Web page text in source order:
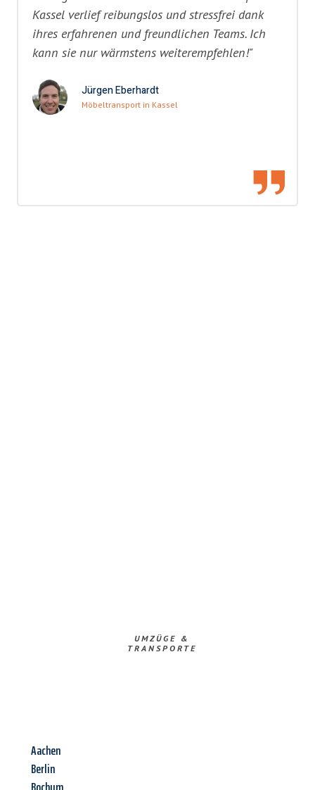
Kassel verlief reibungslos und stressfrei dank
ihres erfahrenen und freundlichen Teams. Ich
kann sie nur wärmstens weiterempfehlen!"
Jürgen Eberhardt
Möbeltransport in Kassel
UMZÜGE &
TRANSPORTE
Aachen
Berlin